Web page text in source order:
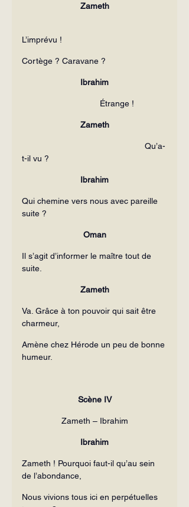
Zameth
L’imprévu !
Cortège ? Caravane ?
Ibrahim
Étrange !
Zameth
Qu’a-
t-il vu ?
Ibrahim
Qui chemine vers nous avec pareille
suite ?
Oman
Il s’agit d’informer le maître tout de
suite.
Zameth
Va. Grâce à ton pouvoir qui sait être
charmeur,
Amène chez Hérode un peu de bonne
humeur.
Scène IV
Zameth – Ibrahim
Ibrahim
Zameth ! Pourquoi faut-il qu’au sein
de l’abondance,
Nous vivions tous ici en perpétuelles